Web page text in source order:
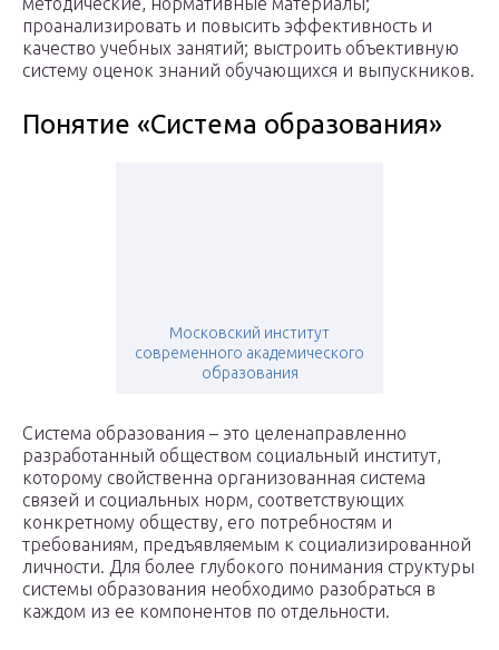
проанализировать и повысить эффективность и
качество учебных занятий; выстроить объективную
систему оценок знаний обучающихся и выпускников.
Понятие «Система образования»
Московский институт
современного академического
образования
Система образования – это целенаправленно
разработанный обществом социальный институт,
которому свойственна организованная система
связей и социальных норм, соответствующих
конкретному обществу, его потребностям и
требованиям, предъявляемым к социализированной
личности. Для более глубокого понимания структуры
системы образования необходимо разобраться в
каждом из ее компонентов по отдельности.